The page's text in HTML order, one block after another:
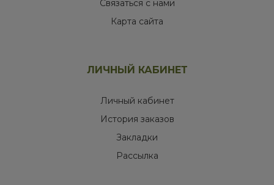
Связаться с нами
Карта сайта
ЛИЧНЫЙ КАБИНЕТ
Личный кабинет
История заказов
Закладки
Рассылка